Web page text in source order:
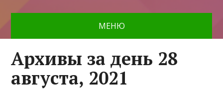
МЕНЮ
Архивы за день 28
августа, 2021